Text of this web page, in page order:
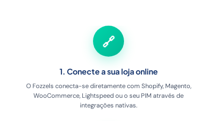
🔗
1. Conecte a sua loja online
O Fozzels conecta-se diretamente com Shopify, Magento,
WooCommerce, Lightspeed ou o seu PIM através de
integrações nativas.